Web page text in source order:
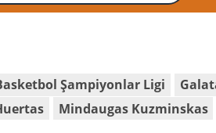
Şampiyonlar Ligi
Mindaugas Kuzminskas